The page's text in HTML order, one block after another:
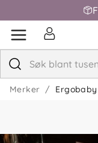
Merker Ergobaby